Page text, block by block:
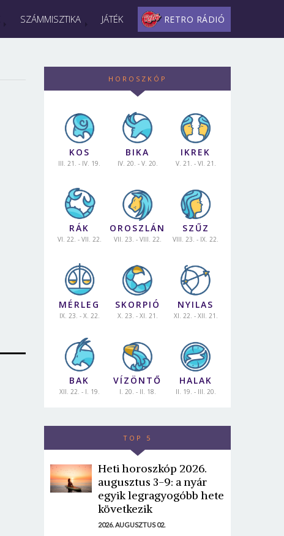
SZÁMMISZTIKA JÁTÉK RETRO RÁDIÓ
HOROSZKÓP
KOS
III. 21. - IV. 19.
BIKA
IV. 20. - V. 20.
IKREK
V. 21. - VI. 21.
RÁK
VI. 22. - VII. 22.
OROSZLÁN
VII. 23. - VIII. 22.
SZŰZ
VIII. 23. - IX. 22.
MÉRLEG
IX. 23. - X. 22.
SKORPIÓ
X. 23. - XI. 21.
NYILAS
XI. 22. - XII. 21.
BAK
XII. 22. - I. 19.
VÍZÖNTŐ
I. 20. - II. 18.
HALAK
II. 19. - III. 20.
TOP 5
Heti horoszkóp 2026.
augusztus 3-9: a nyár
egyik legragyogóbb hete
következik
2026. AUGUSZTUS 02.